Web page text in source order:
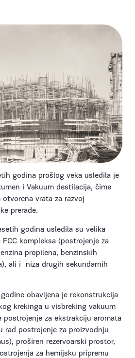
godina prošlog veka usledila je
i Vakuum destilacija, čime
vrata za razvoj
prerade.
godina usledila su velika
kompleksa (postrojenje za
propilena, benzinskih
ali i niza drugih sekundarnih
obavljena je rekonstrukcija
krekinga u visbreking vakuum
postrojenje za ekstrakciju aromata
rad postrojenje za proizvodnju
proširen rezervoarski prostor,
za hemijsku pripremu